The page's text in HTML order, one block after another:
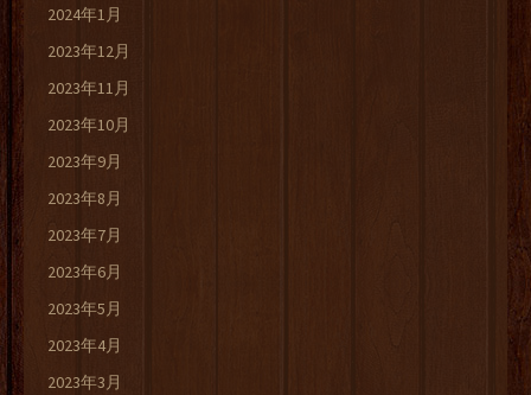
2024年1月
2023年12月
2023年11月
2023年10月
2023年9月
2023年8月
2023年7月
2023年6月
2023年5月
2023年4月
2023年3月